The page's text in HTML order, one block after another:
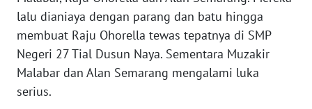
lalu dianiaya dengan parang dan batu hingga
membuat Raju Ohorella tewas tepatnya di SMP
Negeri 27 Tial Dusun Naya. Sementara Muzakir
Malabar dan Alan Semarang mengalami luka
serius.
WN
WN
PAPUA